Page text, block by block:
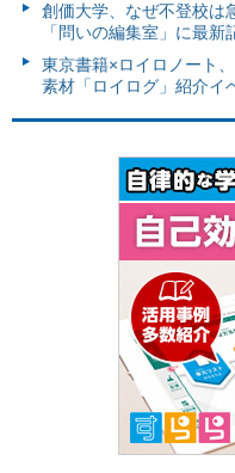
創価大学、なぜ不登校は
「問いの編集室」に最新
東京書籍×ロイロノート
素材「ロイログ」紹介イ